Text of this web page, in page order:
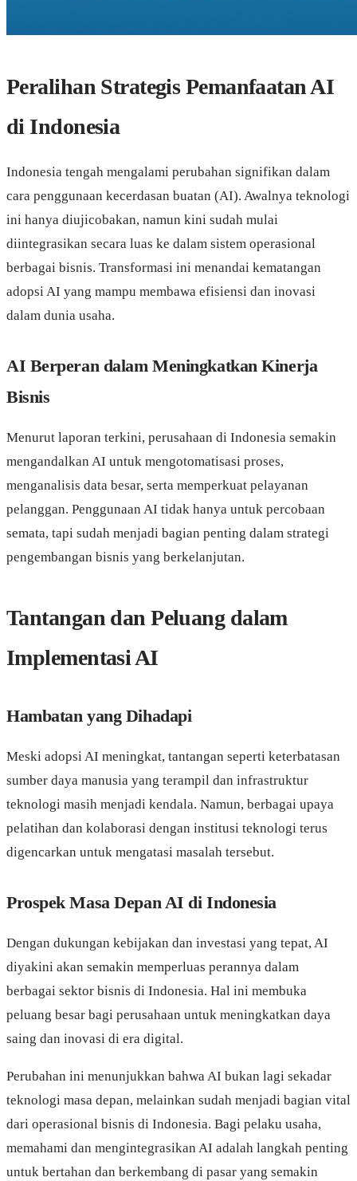
Peralihan Strategis Pemanfaatan AI
di Indonesia
Indonesia tengah mengalami perubahan signifikan dalam
cara penggunaan kecerdasan buatan (AI). Awalnya teknologi
ini hanya diujicobakan, namun kini sudah mulai
diintegrasikan secara luas ke dalam sistem operasional
berbagai bisnis. Transformasi ini menandai kematangan
adopsi AI yang mampu membawa efisiensi dan inovasi
dalam dunia usaha.
AI Berperan dalam Meningkatkan Kinerja
Bisnis
Menurut laporan terkini, perusahaan di Indonesia semakin
mengandalkan AI untuk mengotomatisasi proses,
menganalisis data besar, serta memperkuat pelayanan
pelanggan. Penggunaan AI tidak hanya untuk percobaan
semata, tapi sudah menjadi bagian penting dalam strategi
pengembangan bisnis yang berkelanjutan.
Tantangan dan Peluang dalam
Implementasi AI
Hambatan yang Dihadapi
Meski adopsi AI meningkat, tantangan seperti keterbatasan
sumber daya manusia yang terampil dan infrastruktur
teknologi masih menjadi kendala. Namun, berbagai upaya
pelatihan dan kolaborasi dengan institusi teknologi terus
digencarkan untuk mengatasi masalah tersebut.
Prospek Masa Depan AI di Indonesia
Dengan dukungan kebijakan dan investasi yang tepat, AI
diyakini akan semakin memperluas perannya dalam
berbagai sektor bisnis di Indonesia. Hal ini membuka
peluang besar bagi perusahaan untuk meningkatkan daya
saing dan inovasi di era digital.
Perubahan ini menunjukkan bahwa AI bukan lagi sekadar
teknologi masa depan, melainkan sudah menjadi bagian vital
dari operasional bisnis di Indonesia. Bagi pelaku usaha,
memahami dan mengintegrasikan AI adalah langkah penting
untuk bertahan dan berkembang di pasar yang semakin